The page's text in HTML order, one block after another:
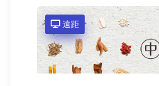
遠距